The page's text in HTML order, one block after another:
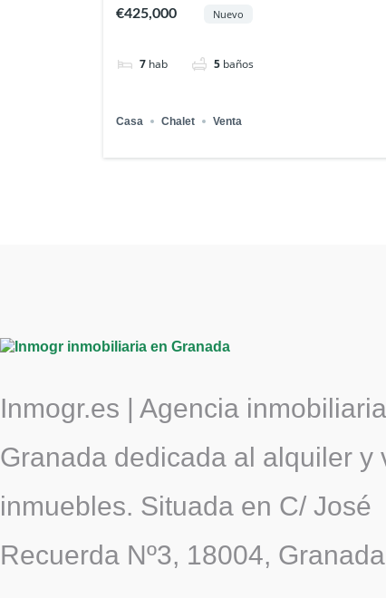
€425,000 Nuevo
7 hab 5 baños
Casa Chalet Venta
Inmogr.es | Agencia
Granada dedicada al alquiler y
inmuebles. Situada en C/ José
Recuerda Nº3, 18004,